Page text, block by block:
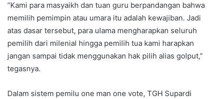
“Kami para masyaikh dan tuan guru berpandangan bahwa
memilih pemimpin atau umara itu adalah kewajiban. Jadi
atas dasar tersebut, para ulama mengharapkan seluruh
pemilih dari milenial hingga pemilih tua kami harapkan
jangan sampai tidak menggunakan hak pilih alias golput,”
tegasnya.
Dalam sistem pemilu one man one vote, TGH Supardi